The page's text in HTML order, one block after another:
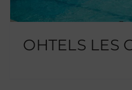
OHTELS LES